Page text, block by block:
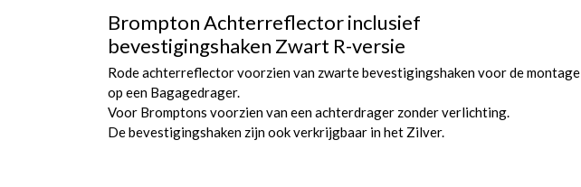
Brompton Achterreflector inclusief
bevestigingshaken Zwart R-versie
Rode achterreflector voorzien van zwarte bevestigingshaken voor de montage
op een Bagagedrager.
Voor Bromptons voorzien van een achterdrager zonder verlichting.
De bevestigingshaken zijn ook verkrijgbaar in het Zilver.